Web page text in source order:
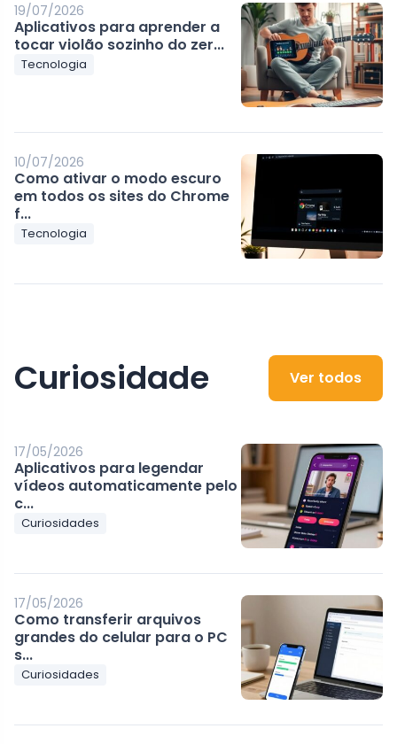
19/07/2026
Aplicativos para aprender a
tocar violão sozinho do zer...
Tecnologia
10/07/2026
Como ativar o modo escuro
em todos os sites do Chrome
f...
Tecnologia
Curiosidade Ver todos
17/05/2026
Aplicativos para legendar
vídeos automaticamente pelo
c...
Curiosidades
17/05/2026
Como transferir arquivos
grandes do celular para o PC
s...
Curiosidades